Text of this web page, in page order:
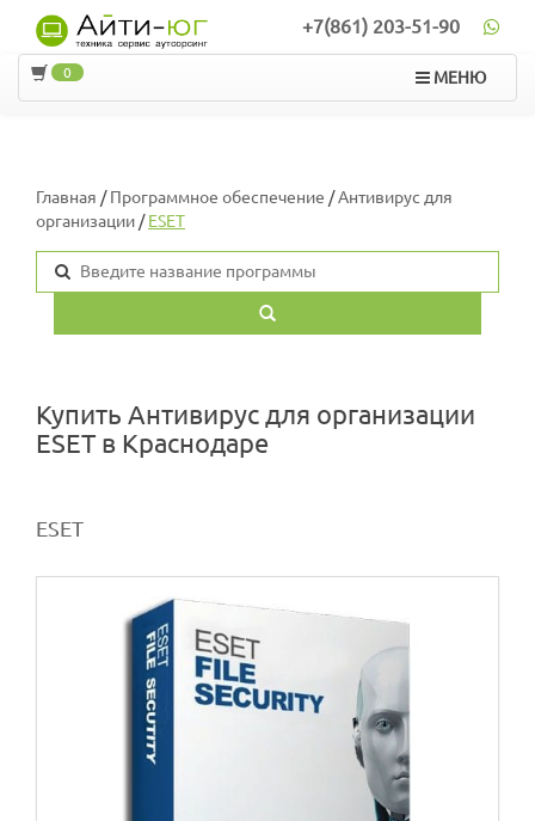
+7(861) 203-51-90
МЕНЮ
0
Главная /Программное обеспечение /Антивирус для
организации/ESET
Купить Антивирус для организации
ESET в Краснодаре
ESET